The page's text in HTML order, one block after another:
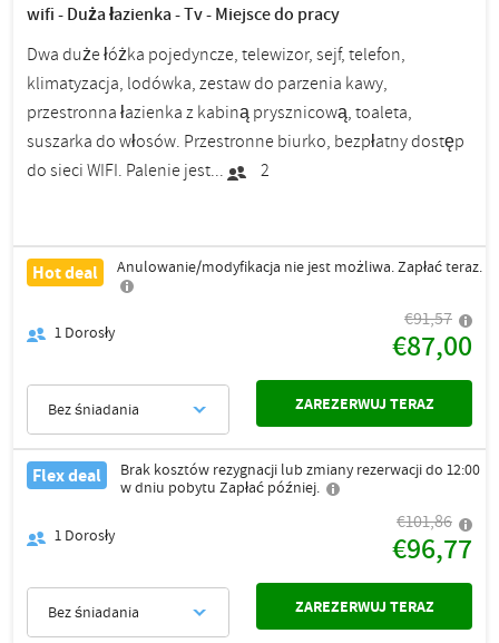
wifi - Duża łazienka - Tv - Miejsce do pracy
Dwa duże łóżka pojedyncze, telewizor, sejf, telefon,
klimatyzacja, lodówka, zestaw do parzenia kawy,
przestronna łazienka z kabiną prysznicową, toaleta,
suszarka do włosów. Przestronne biurko, bezpłatny dostęp
do sieci WIFI. Palenie jest...
2
Hot deal Anulowanie/modyfikacja nie jest możliwa. Zapłać teraz.
1 Dorosły
€91,57
€87,00
Bez śniadania ZAREZERWUJ TERAZ
Flex deal
Brak kosztów rezygnacji lub zmiany rezerwacji do 12:00
w dniu pobytu Zapłać później.
1 Dorosły
€101,86
€96,77
Bez śniadania ZAREZERWUJ TERAZ